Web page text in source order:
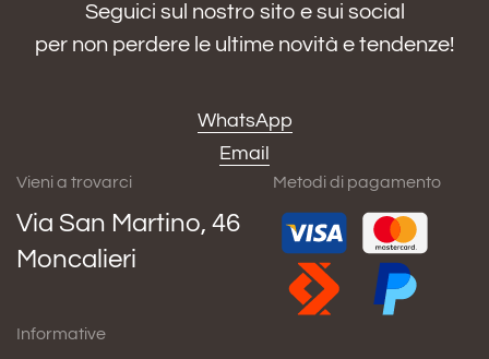
Seguici sul nostro sito e sui social
per non perdere le ultime novità e tendenze!
WhatsApp
Email
Vieni a trovarci
Via San Martino, 46
Moncalieri
Metodi di pagamento
Informative